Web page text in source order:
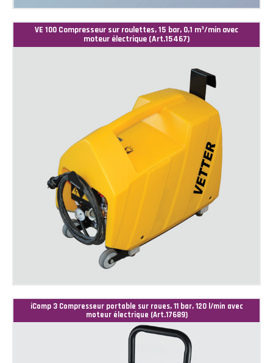
VE 100 Compresseur sur roulettes, 15 bar, 0,1 m³/min avec
moteur électrique (Art.15467)
iComp 3 Compresseur portable sur roues, 11 bar, 120 l/min avec
moteur électrique (Art.17689)